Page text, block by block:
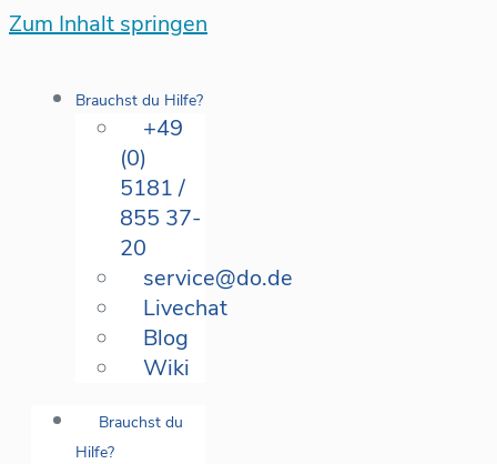
Zum Inhalt springen
Brauchst du Hilfe?
+49
(0)
5181 /
855 37-
20
service@do.de
Livechat
Blog
Wiki
Brauchst du
Hilfe?